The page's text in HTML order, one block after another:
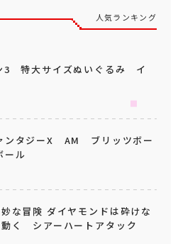
人気ランキング
3 特大サイズぬいぐるみ イ
ンタジーX AM ブリッツボー
ール
妙な冒険 ダイヤモンドは砕けな
く シアーハートアタック